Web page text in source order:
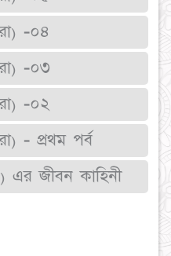
-০৪
-০৩
-০২
- প্রথম পর্ব
এর জীবন কাহিনী